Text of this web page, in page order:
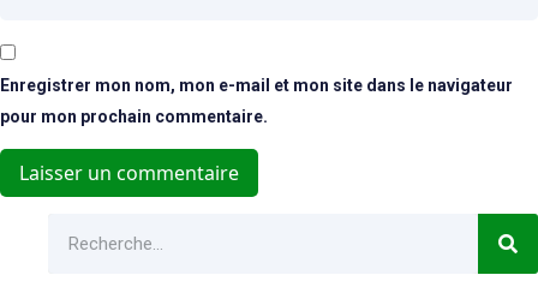
Enregistrer mon nom, mon e-mail et mon site dans le navigateur
pour mon prochain commentaire.